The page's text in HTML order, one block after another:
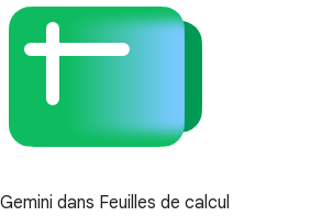
Gemini dans Feuilles de calcul